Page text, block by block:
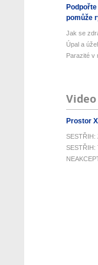
pomůže
Jak se
Úpal a
Parazité v
Video
Prostor X
SESTŘIH:
SESTŘIH: